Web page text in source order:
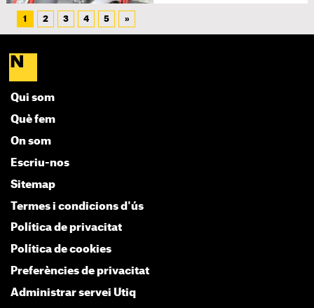
1 2 3 4 5 »
Qui som
Què fem
On som
Escriu-nos
Sitemap
Termes i condicions d'ús
Política de privacitat
Política de cookies
Preferències de privacitat
Administrar servei Utiq